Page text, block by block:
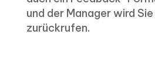
und der Manager wird
zurückrufen.